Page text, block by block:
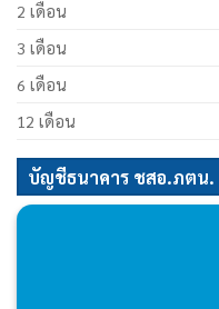
2 เดือน
3 เดือน
6 เดือน
12 เดือน
บัญชีธนาคาร ชสอ.ภตน.